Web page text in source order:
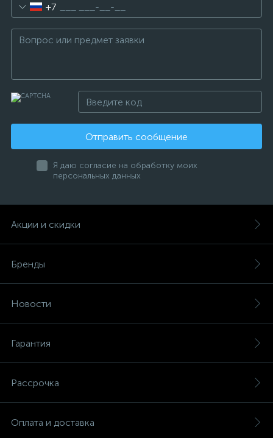
+7
Отправить сообщение
Я даю согласие на обработку моих
персональных данных
Акции и скидки
Бренды
Новости
Гарантия
Рассрочка
Оплата и доставка